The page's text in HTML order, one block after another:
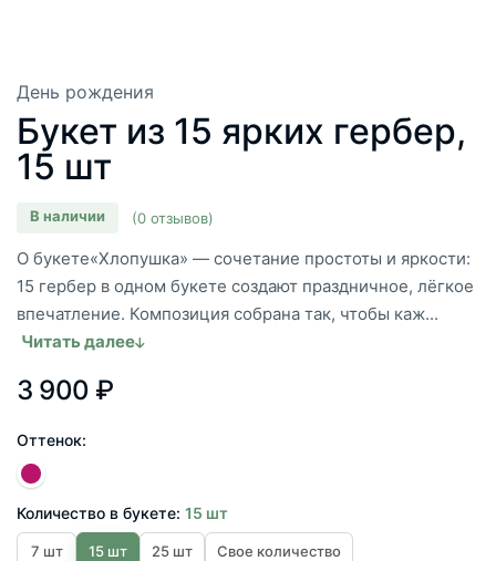
День рождения
Букет из 15 ярких гербер,
15 шт
В наличии (0 отзывов)
О букете«Хлопушка» — сочетание простоты и яркости:
15 гербер в одном букете создают праздничное, лёгкое
впечатление. Композиция собрана так, чтобы каж...
Читать далее
3 900 ₽
Оттенок:
Количество в букете: 15 шт
7 шт 15 шт 25 шт Свое количество